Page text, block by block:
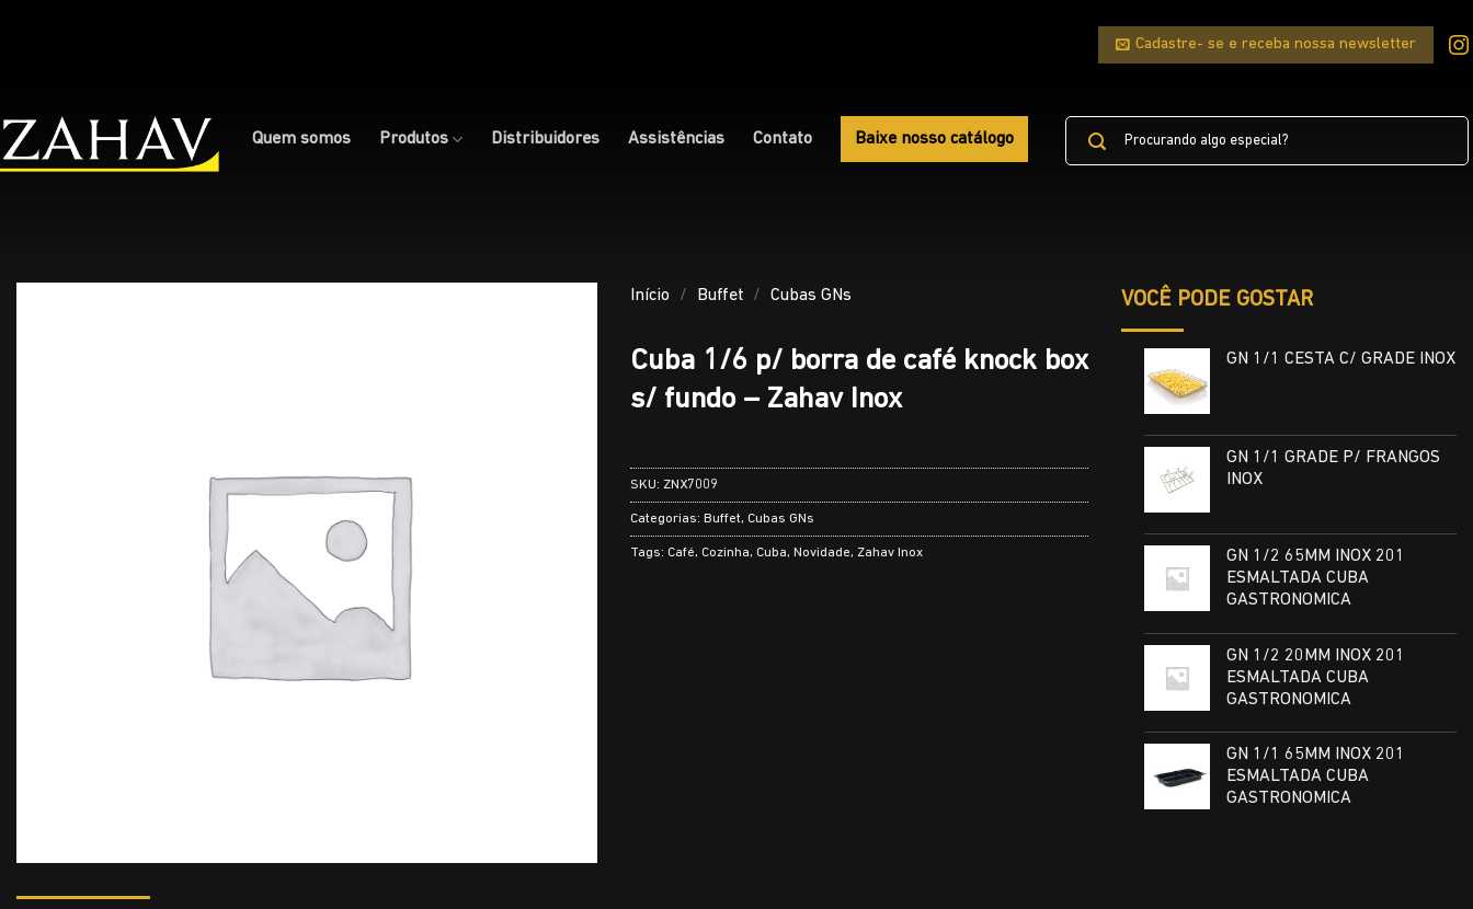
Cadastre- se e receba nossa newsletter
Quem somos Produtos Distribuidores Assistências Contato Baixe nosso catálogo
Pesquisar
Início / Buffet / Cubas GNs
Cuba 1/6 p/ borra de café knock box
s/ fundo – Zahav Inox
SKU: ZNX7009
Categorias: Buffet, Cubas GNs
Tags: Café, Cozinha, Cuba, Novidade, Zahav Inox
VOCÊ PODE GOSTAR
GN 1/1 CESTA C/ GRADE INOX
GN 1/1 GRADE P/ FRANGOS
INOX
GN 1/2 65MM INOX 201
ESMALTADA CUBA
GASTRONOMICA
GN 1/2 20MM INOX 201
ESMALTADA CUBA
GASTRONOMICA
GN 1/1 65MM INOX 201
ESMALTADA CUBA
GASTRONOMICA